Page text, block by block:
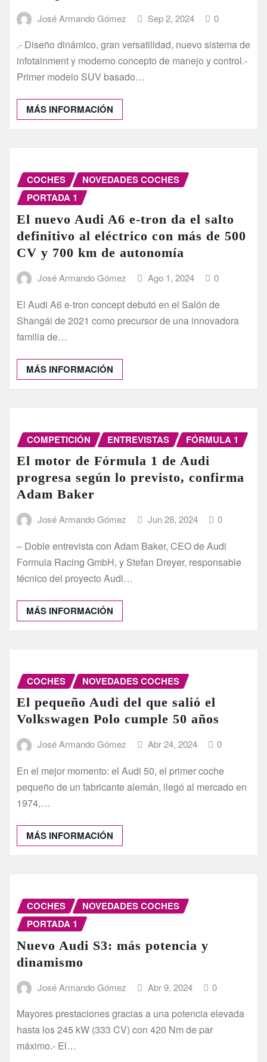
José Armando Gómez Sep 2, 2024 0
.- Diseño dinámico, gran versatilidad, nuevo sistema de
infotainment y moderno concepto de manejo y control.-
Primer modelo SUV basado…
MÁS INFORMACIÓN
COCHES
NOVEDADES COCHES
PORTADA 1
El nuevo Audi A6 e-tron da el salto
definitivo al eléctrico con más de 500
CV y 700 km de autonomía
José Armando Gómez Ago 1, 2024 0
El Audi A6 e-tron concept debutó en el Salón de
Shangái de 2021 como precursor de una innovadora
familia de…
MÁS INFORMACIÓN
COMPETICIÓN ENTREVISTAS FÓRMULA 1
El motor de Fórmula 1 de Audi
progresa según lo previsto, confirma
Adam Baker
José Armando Gómez Jun 28, 2024 0
– Doble entrevista con Adam Baker, CEO de Audi
Formula Racing GmbH, y Stefan Dreyer, responsable
técnico del proyecto Audi…
MÁS INFORMACIÓN
COCHES NOVEDADES COCHES
El pequeño Audi del que salió el
Volkswagen Polo cumple 50 años
José Armando Gómez Abr 24, 2024 0
En el mejor momento: el Audi 50, el primer coche
pequeño de un fabricante alemán, llegó al mercado en
1974,…
MÁS INFORMACIÓN
COCHES
NOVEDADES COCHES
PORTADA 1
Nuevo Audi S3: más potencia y
dinamismo
José Armando Gómez Abr 9, 2024 0
Mayores prestaciones gracias a una potencia elevada
hasta los 245 kW (333 CV) con 420 Nm de par
máximo.- El…